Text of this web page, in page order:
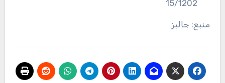
15/1202
منبع: جالبز